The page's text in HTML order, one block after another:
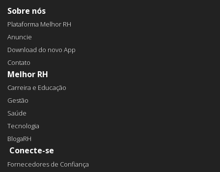
Sobre nós
Plataforma Melhor RH
Anuncie
Download do novo App
Contato
Melhor RH
Carreira e Educação
Gestão
Saúde
Tecnologia
BlogaRH
Conecte-se
Fornecedores de Confiança